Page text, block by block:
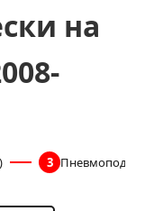
на
3 Пневмоподвеска